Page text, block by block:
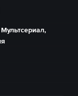
Мультсериал,